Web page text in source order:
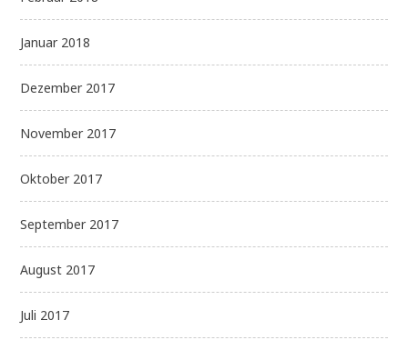
Januar 2018
Dezember 2017
November 2017
Oktober 2017
September 2017
August 2017
Juli 2017